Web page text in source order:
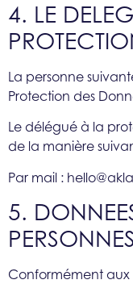
4. LE
La personne
Protection des
Le délégué à la
de la manière
Par mail :
5.
Conformément aux